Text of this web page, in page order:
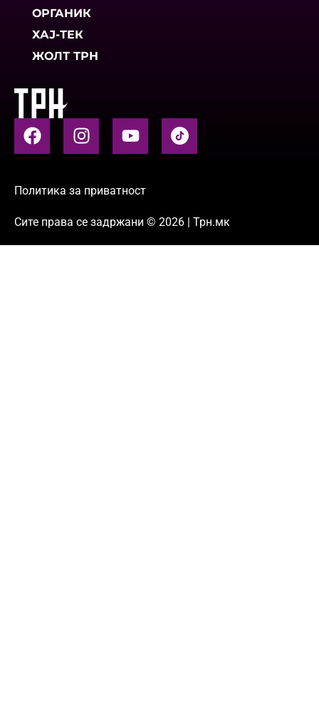
ОРГАНИК
ХАЈ-ТЕК
ЖОЛТ ТРН
Политика за приватност
Сите права се задржани © 2026 | Трн.мк